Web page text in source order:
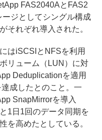
FAS2040AとFAS2
ジとしてシングル構成
それぞれ導入された。
はiSCSIとNFSを利用
リューム（LUN）に対
Deduplicationを適用
成したとのこと。一
SnapMirrorを導入
1日1回のデータ同期を
を高めたとしている。